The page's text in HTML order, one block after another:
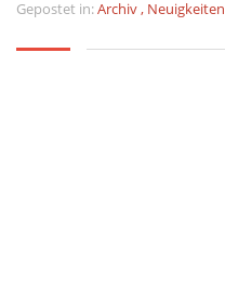
Gepostet in:Archiv, Neuigkeiten